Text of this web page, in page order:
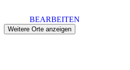
BEARBEITEN
Weitere Orte anzeigen